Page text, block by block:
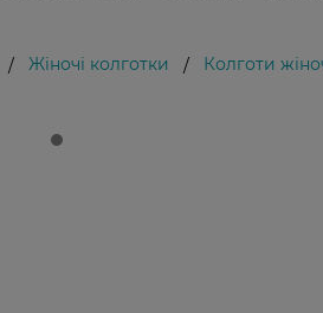
/ Жіночі колготки / Колготи